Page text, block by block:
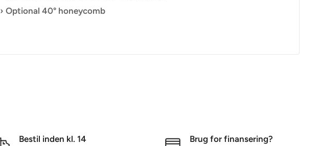
› Optional 40° honeycomb
Bestil inden kl. 14
Brug for finansering?